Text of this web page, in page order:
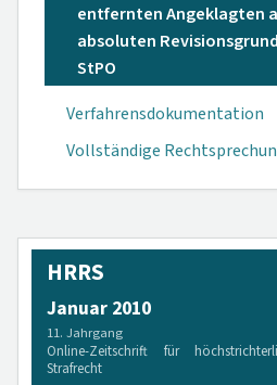
entfernten Angeklagten
absoluten
StPO
Verfahrensdokumen­tation
Vollständige
HRRS
Januar 2010
11. Jahrgang
Online-Zeitschrift für
Strafrecht